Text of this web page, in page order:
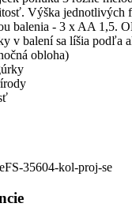
Výška jednotlivých
balenia - 3 x AA 1,5.
v balení sa líšia podľa
obloha)
35604-kol-proj-se